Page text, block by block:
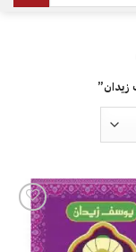
إضافة
إلى
قائمة